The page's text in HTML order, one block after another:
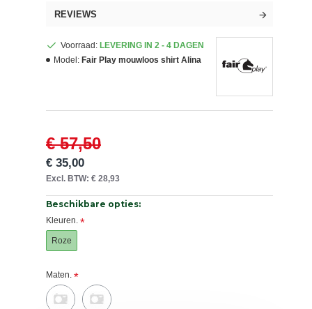
REVIEWS
Voorraad: LEVERING IN 2 - 4 DAGEN
Model: Fair Play mouwloos shirt Alina
€ 35,00
€ 57,50
Excl. BTW: € 28,93
Beschikbare opties:
Kleuren.
Roze
Maten.